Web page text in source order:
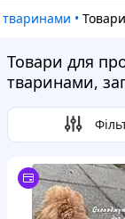
тваринами •
Товари для
тваринами,